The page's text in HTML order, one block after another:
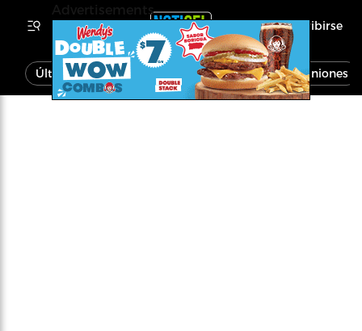
Inscribirse
Última Hora Noticias Economía Opiniones
Advertisements